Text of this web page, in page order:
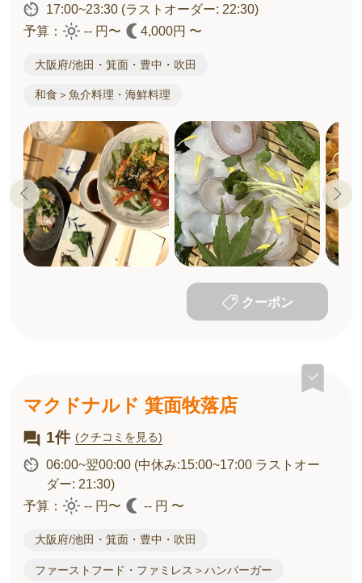
17:00~23:30 (ラストオーダー: 22:30)
予算：
-- 円〜 4,000円 〜
大阪府/池田・箕面・豊中・吹田
和食＞魚介料理・海鮮料理
クーポン
マクドナルド 箕面牧落店
1件 (クチコミを見る)
06:00~翌00:00 (中休み:15:00~17:00 ラストオー
ダー: 21:30)
予算：
-- 円〜 -- 円 〜
大阪府/池田・箕面・豊中・吹田
ファーストフード・ファミレス＞ハンバーガー